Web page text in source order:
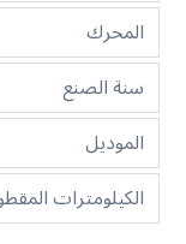
المحرك
سنة الصنع
الموديل
الكيلومترات